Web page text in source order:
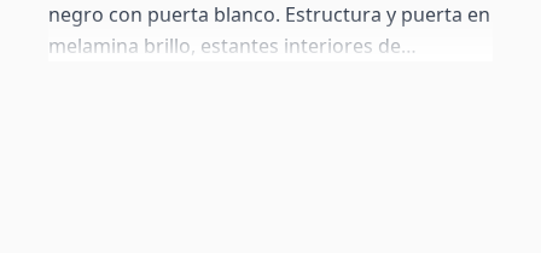
negro con puerta blanco. Estructura y puerta en
melamina brillo, estantes interiores de